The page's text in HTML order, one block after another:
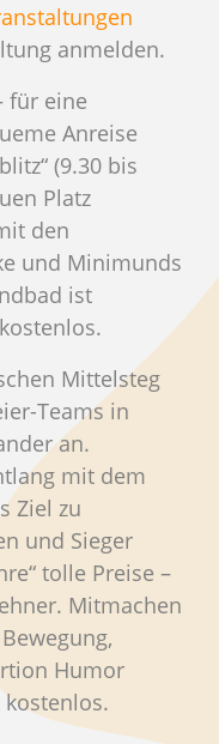
anmelden.
für eine
Anreise
(9.30 bis
Platz
den
und Minimunds
ist
Mittelsteg
Teams in
an.
mit dem
Ziel zu
und Sieger
tolle Preise –
Mitmachen
Humor